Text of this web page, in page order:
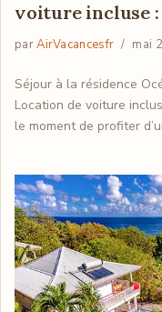
voiture incluse
parAirVacancesfr mai
Séjour à la résidence
Location de voiture
le moment de profiter